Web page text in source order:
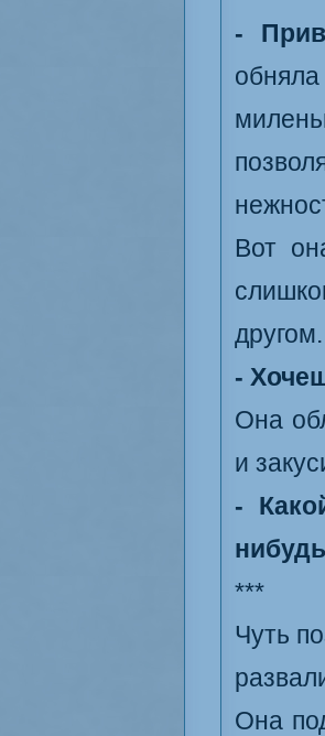
-
Вот
другом.
-
Она
и
-
***
Чуть
Она